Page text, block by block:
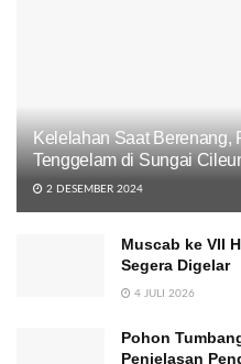
Kelelahan Saat Berenang,
Tenggelam di Sungai
2 DESEMBER 2024
Muscab ke VII
Segera Digelar
4 JULI 2026
Pohon
Penjelasan